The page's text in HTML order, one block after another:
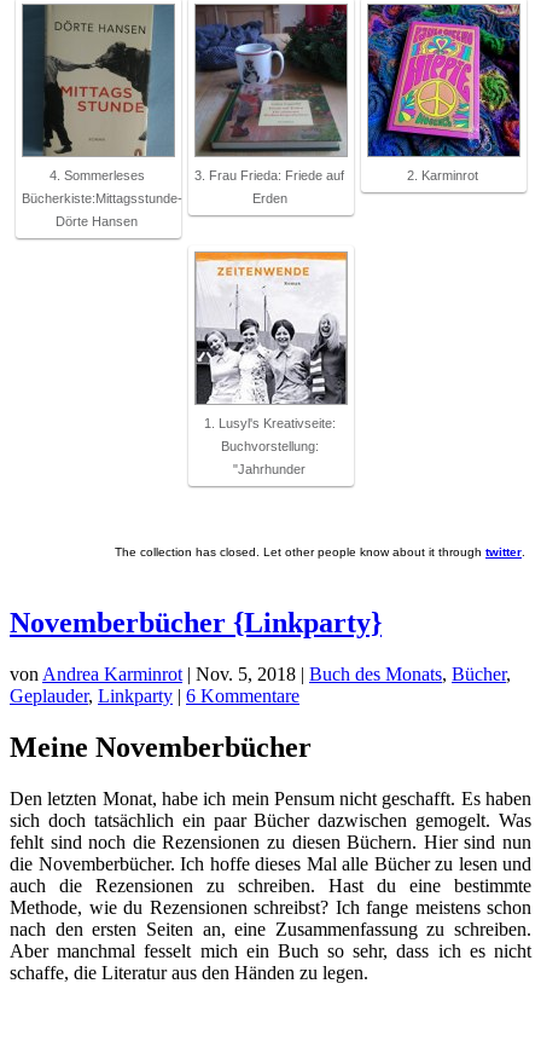
4. Sommerleses
Bücherkiste:Mittagsstunde-
Dörte Hansen
3. Frau Frieda: Friede auf
Erden
2. Karminrot
1. Lusyl's Kreativseite:
Buchvorstellung:
"Jahrhunder
The collection has closed. Let other people know about it through twitter.
Novemberbücher {Linkparty}
von Andrea Karminrot | Nov. 5, 2018 | Buch des Monats, Bücher,
Geplauder, Linkparty | 6 Kommentare
Meine Novemberbücher
Den letzten Monat, habe ich mein Pensum nicht geschafft. Es haben
sich doch tatsächlich ein paar Bücher dazwischen gemogelt. Was
fehlt sind noch die Rezensionen zu diesen Büchern. Hier sind nun
die Novemberbücher. Ich hoffe dieses Mal alle Bücher zu lesen und
auch die Rezensionen zu schreiben. Hast du eine bestimmte
Methode, wie du Rezensionen schreibst? Ich fange meistens schon
nach den ersten Seiten an, eine Zusammenfassung zu schreiben.
Aber manchmal fesselt mich ein Buch so sehr, dass ich es nicht
schaffe, die Literatur aus den Händen zu legen.